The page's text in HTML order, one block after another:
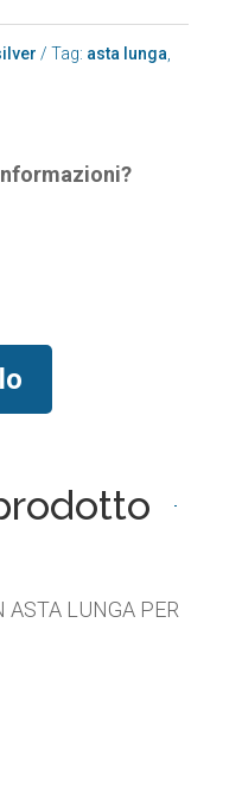
Tag: asta lunga,
ASTA LUNGA PER